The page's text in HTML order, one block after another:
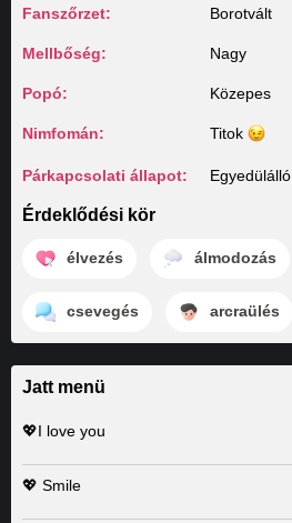
Fanszőrzet: Borotvált
Mellbőség: Nagy
Popó: Közepes
Nimfomán: Titok
Párkapcsolati állapot: Egyedülálló
Érdeklődési kör
élvezés álmodozás
csevegés arcraülés
Jatt menü
💖I love you
💖 Smile